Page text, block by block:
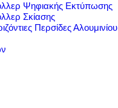
Ψηφιακής Εκτύπωσης
Σκίασης
Περσίδες Αλουμινίου